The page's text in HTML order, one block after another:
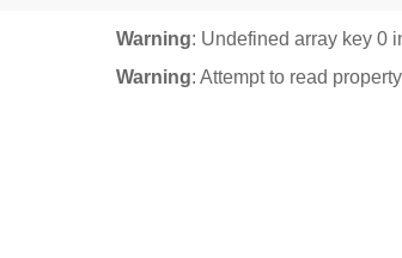
Warning: Undefined array key 0
Warning: Attempt to read